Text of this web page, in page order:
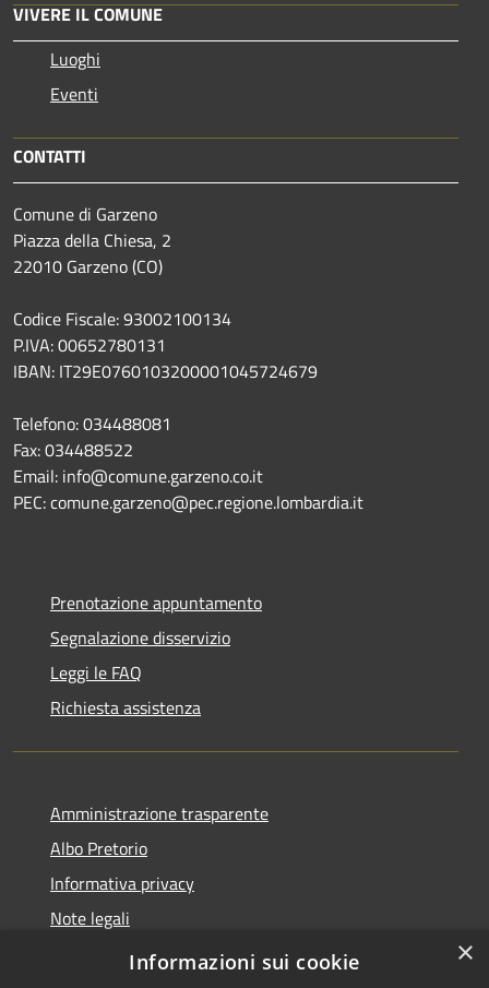
VIVERE IL COMUNE
Luoghi
Eventi
CONTATTI
Comune di Garzeno
Piazza della Chiesa, 2
22010 Garzeno (CO)
Codice Fiscale: 93002100134
P.IVA: 00652780131
IBAN: IT29E0760103200001045724679
Telefono: 034488081
Fax: 034488522
Email: info@comune.garzeno.co.it
PEC: comune.garzeno@pec.regione.lombardia.it
Prenotazione appuntamento
Segnalazione disservizio
Leggi le FAQ
Richiesta assistenza
Amministrazione trasparente
Albo Pretorio
Informativa privacy
Note legali
Dichiarazione di accessibilità
×
Informazioni sui cookie